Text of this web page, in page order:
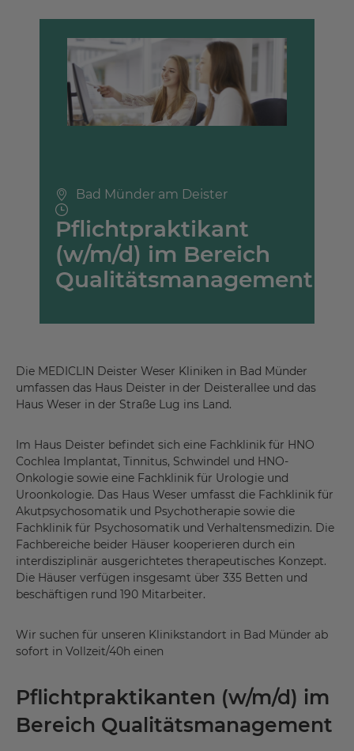
Bad Münder am Deister
Pflichtpraktikant
(w/m/d) im Bereich
Qualitätsmanagement
Die MEDICLIN Deister Weser Kliniken in Bad Münder
umfassen das Haus Deister in der Deisterallee und das
Haus Weser in der Straße Lug ins Land.
Im Haus Deister befindet sich eine Fachklinik für HNO
Cochlea Implantat, Tinnitus, Schwindel und HNO-
Onkologie sowie eine Fachklinik für Urologie und
Uroonkologie. Das Haus Weser umfasst die Fachklinik für
Akutpsychosomatik und Psychotherapie sowie die
Fachklinik für Psychosomatik und Verhaltensmedizin. Die
Fachbereiche beider Häuser kooperieren durch ein
interdisziplinär ausgerichtetes therapeutisches Konzept.
Die Häuser verfügen insgesamt über 335 Betten und
beschäftigen rund 190 Mitarbeiter.
Wir suchen für unseren Klinikstandort in Bad Münder ab
sofort in Vollzeit/40h einen
Pflichtpraktikanten (w/m/d) im
Bereich Qualitätsmanagement